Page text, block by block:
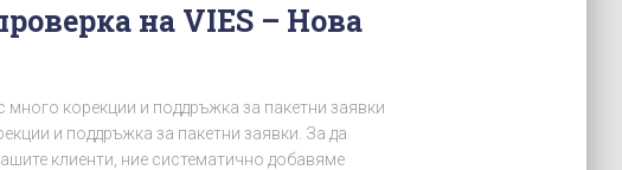
на VIES – Нова
много корекции и поддръжка за пакетни заявки
и поддръжка за пакетни заявки. За да
клиенти, ние систематично добавяме